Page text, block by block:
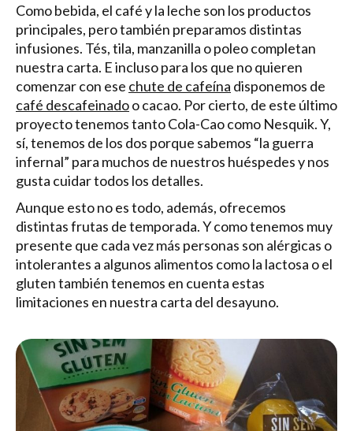
Como bebida, el café y la leche son los productos
principales, pero también preparamos distintas
infusiones. Tés, tila, manzanilla o poleo completan
nuestra carta. E incluso para los que no quieren
comenzar con ese chute de cafeína disponemos de
café descafeinadoo cacao. Por cierto, de este último
proyecto tenemos tanto Cola-Cao como Nesquik. Y,
sí, tenemos de los dos porque sabemos “la guerra
infernal” para muchos de nuestros huéspedes y nos
gusta cuidar todos los detalles.
Aunque esto no es todo, además, ofrecemos
distintas frutas de temporada. Y como tenemos muy
presente que cada vez más personas son alérgicas o
intolerantes a algunos alimentos como la lactosa o el
gluten también tenemos en cuenta estas
limitaciones en nuestra carta del desayuno.